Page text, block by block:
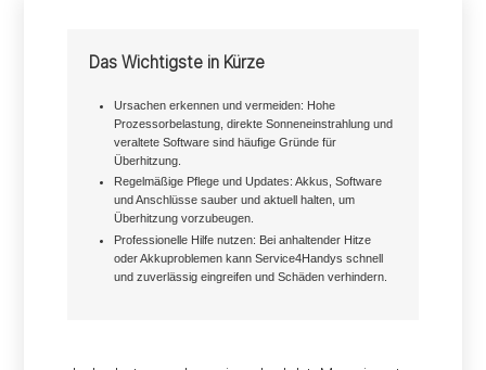
Das Wichtigste in Kürze
Ursachen erkennen und vermeiden: Hohe
Prozessorbelastung, direkte Sonneneinstrahlung und
veraltete Software sind häufige Gründe für
Überhitzung.
Regelmäßige Pflege und Updates: Akkus, Software
und Anschlüsse sauber und aktuell halten, um
Überhitzung vorzubeugen.
Professionelle Hilfe nutzen: Bei anhaltender Hitze
oder Akkuproblemen kann Service4Handys schnell
und zuverlässig eingreifen und Schäden verhindern.